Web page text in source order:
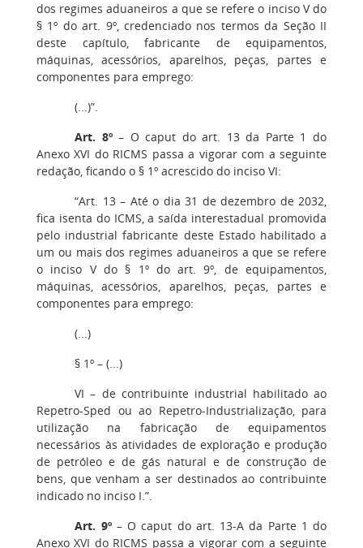
dos regimes aduaneiros a que se refere o inciso V do
§ 1º do art. 9º, credenciado nos termos da Seção II
deste capítulo, fabricante de equipamentos,
máquinas, acessórios, aparelhos, peças, partes e
componentes para emprego:
(...)”.
Art. 8º– O caput do art. 13 da Parte 1 do
Anexo XVI do RICMS passa a vigorar com a seguinte
redação, ficando o § 1º acrescido do inciso VI:
“Art. 13 – Até o dia 31 de dezembro de 2032,
fica isenta do ICMS, a saída interestadual promovida
pelo industrial fabricante deste Estado habilitado a
um ou mais dos regimes aduaneiros a que se refere
o inciso V do § 1º do art. 9º, de equipamentos,
máquinas, acessórios, aparelhos, peças, partes e
componentes para emprego:
(...)
§ 1º – (...)
VI – de contribuinte industrial habilitado ao
Repetro-Sped ou ao Repetro-Industrialização, para
utilização na fabricação de equipamentos
necessários às atividades de exploração e produção
de petróleo e de gás natural e de construção de
bens, que venham a ser destinados ao contribuinte
indicado no inciso I.”.
Art. 9º– O caput do art. 13-A da Parte 1 do
Anexo XVI do RICMS passa a vigorar com a seguinte